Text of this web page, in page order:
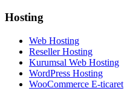
Hosting
Web Hosting
Reseller Hosting
Kurumsal Web Hosting
WordPress Hosting
WooCommerce E-ticaret